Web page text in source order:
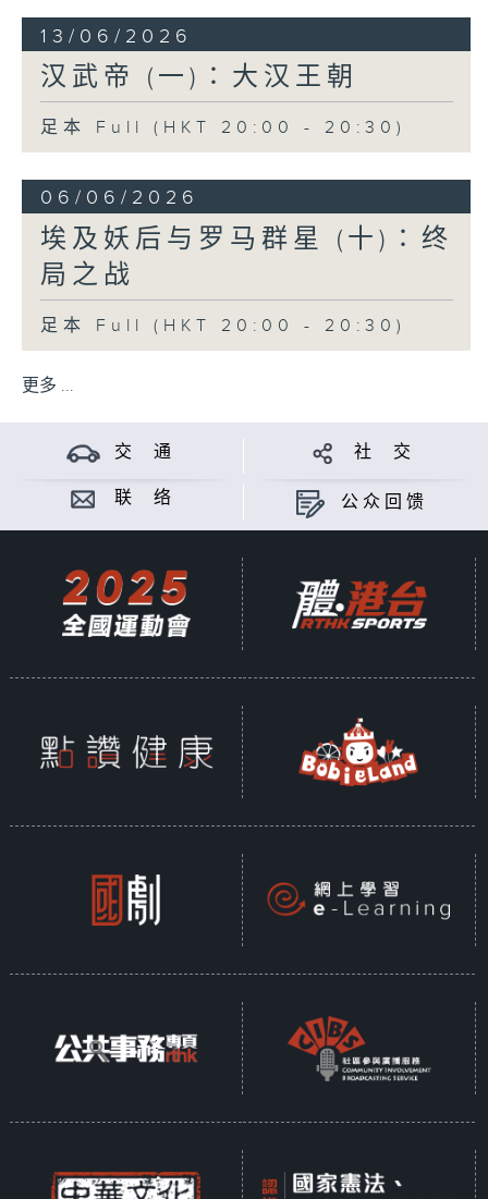
王、东越王二国，直接受制于汉朝。
南越国王赵眛表示与汉朝修好，愿意亲赴长
当警卫。汉使庄助（史书避东汉明帝刘庄
口，终生不肯入朝长安。公元前122年赵眜病
重，太子赵婴齐从长安回南越国，赵眜去
世，婴齐继位。赵婴齐去长安之前，娶越人
女子为妻，生长子赵建德，赵婴齐去长安，
郸），生子赵兴。赵婴齐继位后，立樛氏为
大失人心，大臣派系分裂。汉武帝多次派使
者到南越国，劝告赵婴齐到长安朝见，婴齐
以有病为借口，不肯入朝。
元鼎四年（公元前113年）赵婴齐病死，諡
「南越明王」。太子赵兴即位，其母樛氏成
为太后。同年，汉武帝派遣安国少季出使南
越国，安国少季是樛氏在长安时的旧情人，
留在南越国辅政。南越国的实权掌握在丞相
吕嘉等老臣手中，对樛太后及安国少季的亲
汉态度十分不满。樛太后感受到朝野的孤
汉朝的内诸侯，三年入朝一次，撤除南越国
与汉朝国界上的边关。汉武帝答应了樛太
后，派卫尉路博德屯兵桂阳（今广东连州
后设宴送别汉朝使者和吕嘉，欲在席间杀死
吕嘉，想借汉朝使者之力杀死吕嘉等人。但
汉使胆怯，被吕嘉识破逃脱，集结反汉势
力，起兵攻入王宫，杀赵兴、樛太后及汉
使，立赵建德为王。
汉武帝得知南越国政变，元鼎五年（公元前
112年）秋，调遣罪人和江淮以南的水兵共十
万人，兵分五路进讨伐南越：伏波将军路博
下；越人降将戈船将军郑严、和下厉将军田
甲，分别从零陵（今广西桂林北方）出发，
13/06/2026
汉武帝 (一)∶大汉王朝
足本 Full (HKT 20:00 - 20:30)
06/06/2026
埃及妖后与罗马群星 (十)∶终
局之战
足本 Full (HKT 20:00 - 20:30)
更多 ...
交 通 社 交
联 络 公众回馈